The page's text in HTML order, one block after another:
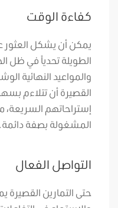
كفاءة الوقت
يمكن أن يشكل العثور
الطويلة تحدياً في ظل
والمواعيد النهائية
القصيرة أن تتلاءم
إستراحاتهم السريعة،
المشغولة بصفة دائمة.
التواصل الفعال
حتى التمارين القصيرة